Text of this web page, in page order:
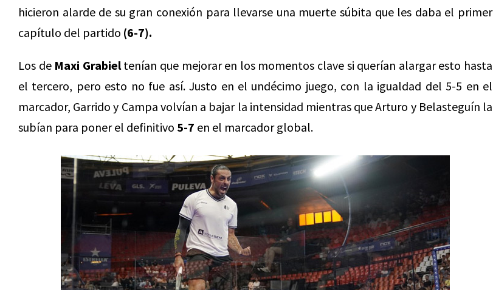
hicieron alarde de su gran conexión para llevarse una muerte súbita que les daba el primer
capítulo del partido (6-7).
Los de Maxi Grabieltenían que mejorar en los momentos clave si querían alargar esto hasta
el tercero, pero esto no fue así. Justo en el undécimo juego, con la igualdad del 5-5 en el
marcador, Garrido y Campa volvían a bajar la intensidad mientras que Arturo y Belasteguín la
subían para poner el definitivo 5-7 en el marcador global.